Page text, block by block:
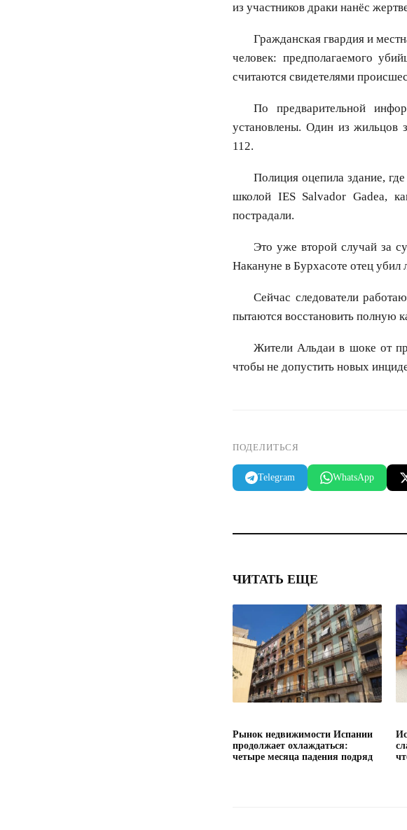
из участников драки нанёс
Гражданская гвардия и
человек: предполагаемого
считаются свидетелями
По предварительной
установлены. Один из жильцов
112.
Полиция оцепила здание,
школой IES Salvador Gadea,
пострадали.
Это уже второй случай за
Накануне в Бурхасоте отец убил
Сейчас следователи
пытаются восстановить полную
Жители Альдаи в шоке от
чтобы не допустить новых
ПОДЕЛИТЬСЯ
Telegram WhatsApp
ЧИТАТЬ ЕЩЕ
Рынок недвижимости Испании
продолжает охлаждаться:
четыре месяца падения подряд